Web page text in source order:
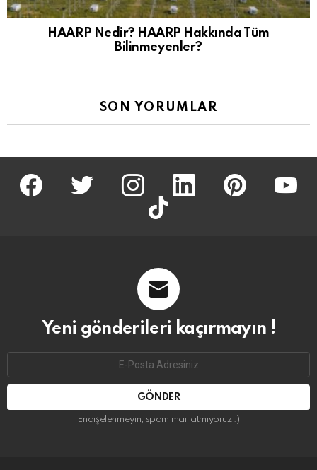
HAARP Nedir? HAARP Hakkında Tüm
Bilinmeyenler?
SON YORUMLAR
facebook twitter İnstagram linkedin pinterest
tiktok
Yeni gönderileri kaçırmayın !
Endişelenmeyin, spam mail atmıyoruz :)